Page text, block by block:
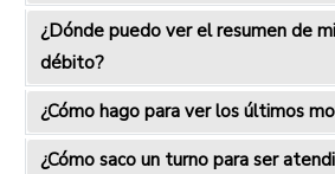
¿Dónde puedo ver el resumen de
débito?
¿Cómo hago para ver los últimos
¿Cómo saco un turno para ser